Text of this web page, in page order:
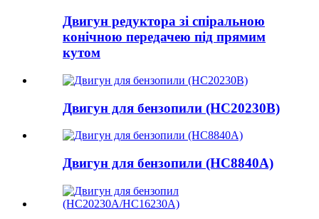
Двигун редуктора зі спіральною
конічною передачею під прямим
кутом
Двигун для бензопили (HC20230B)
Двигун для бензопили (HC8840A)